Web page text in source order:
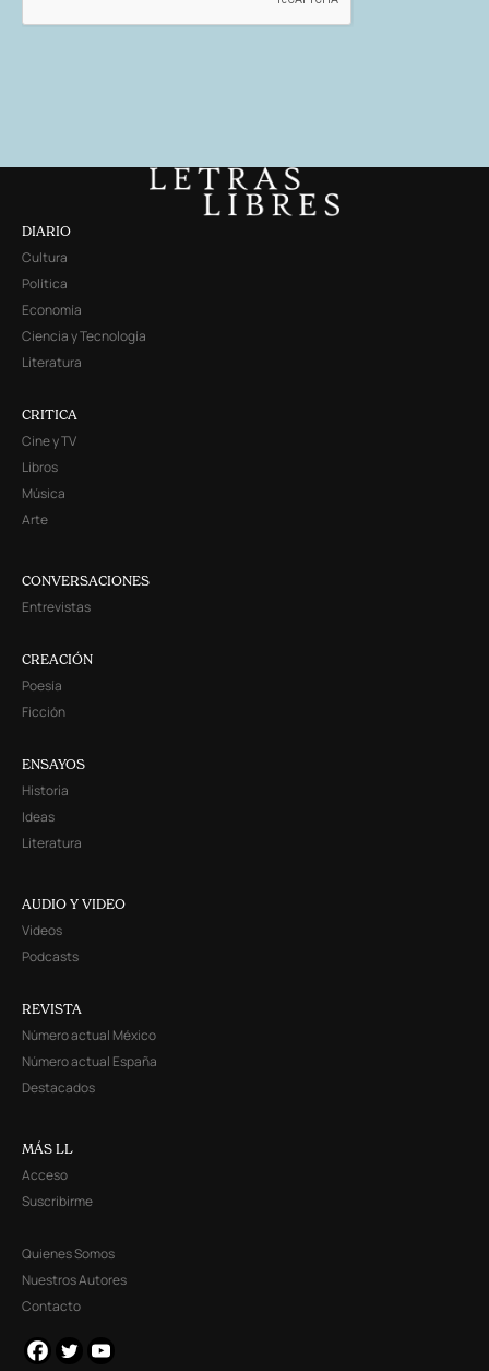
DIARIO
Cultura
Política
Economía
Ciencia y Tecnología
Literatura
CRITICA
Cine y TV
Libros
Música
Arte
CONVERSACIONES
Entrevistas
CREACIÓN
Poesía
Ficción
ENSAYOS
Historia
Ideas
Literatura
AUDIO Y VIDEO
Videos
Podcasts
REVISTA
Número actual México
Número actual España
Destacados
MÁS LL
Acceso
Suscribirme
Quienes Somos
Nuestros Autores
Contacto